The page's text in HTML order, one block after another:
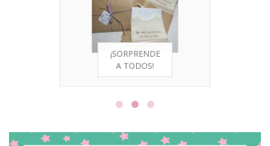
¡SORPRENDE
A TODOS!